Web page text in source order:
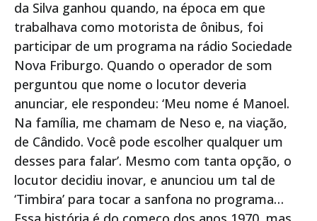
da Silva ganhou quando, na época em que
trabalhava como motorista de ônibus, foi
participar de um programa na rádio Sociedade
Nova Friburgo. Quando o operador de som
perguntou que nome o locutor deveria
anunciar, ele respondeu: ‘Meu nome é Manoel.
Na família, me chamam de Neso e, na viação,
de Cândido. Você pode escolher qualquer um
desses para falar’. Mesmo com tanta opção, o
locutor decidiu inovar, e anunciou um tal de
‘Timbira’ para tocar a sanfona no programa…